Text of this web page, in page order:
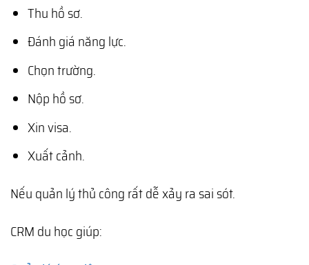
Thu hồ sơ.
Đánh giá năng lực.
Chọn trường.
Nộp hồ sơ.
Xin visa.
Xuất cảnh.
Nếu quản lý thủ công rất dễ xảy ra sai sót.
CRM du học giúp: